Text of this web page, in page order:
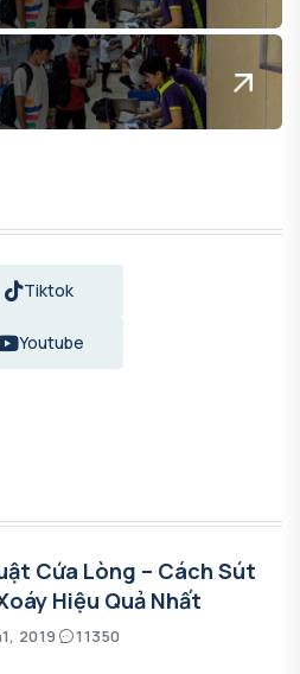
Tiktok
Youtube
Cứa Lòng – Cách Sút
Hiệu Quả Nhất
2019 11350